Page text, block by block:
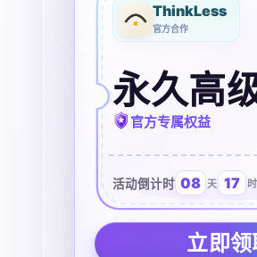
ThinkLess
官方合作
永久高
官方专属权益
活动倒计时 08 天 17 时
立即领